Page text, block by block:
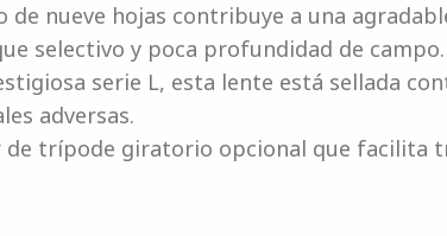
de nueve hojas contribuye a una
selectivo y poca profundidad de campo.
serie L, esta lente está sellada
adversas.
de trípode giratorio opcional que facilita